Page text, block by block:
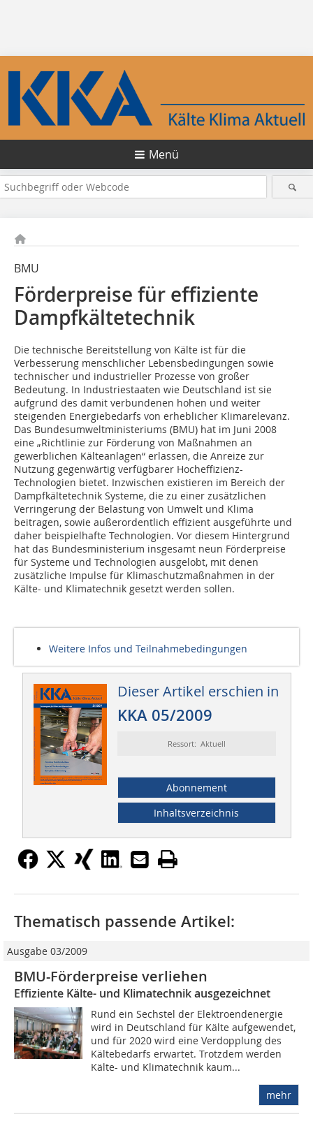
Menü
BMU
Förderpreise für effiziente
Dampfkältetechnik
Die technische Bereitstellung von Kälte ist für die
Verbesserung menschlicher Lebensbedingungen sowie
technischer und industrieller Prozesse von großer
Bedeutung. In Industriestaaten wie Deutschland ist sie
aufgrund des damit verbundenen hohen und weiter
steigenden Energiebedarfs von erheblicher Klimarelevanz.
Das Bundesumweltministeriums (BMU) hat im Juni 2008
eine „Richtlinie zur Förderung von Maßnahmen an
gewerblichen Kälteanlagen“ erlassen, die Anreize zur
Nutzung gegenwärtig verfügbarer Hocheffizienz-
Technologien bietet. Inzwischen existieren im Bereich der
Dampfkältetechnik Systeme, die zu einer zusätzlichen
Verringerung der Belastung von Umwelt und Klima
beitragen, sowie außerordentlich effizient ausgeführte und
daher beispielhafte Technologien. Vor diesem Hintergrund
hat das Bundesministerium insgesamt neun Förderpreise
für Systeme und Technologien ausgelobt, mit denen
zusätzliche Impulse für Klimaschutzmaßnahmen in der
Kälte- und Klimatechnik gesetzt werden sollen.
Weitere Infos und Teilnahmebedingungen
Dieser Artikel erschien in
KKA 05/2009
Ressort: Aktuell
Abonnement
Inhaltsverzeichnis
Thematisch passende Artikel:
Ausgabe 03/2009
BMU-Förderpreise verliehen
Effiziente Kälte- und Klimatechnik ausgezeichnet
Rund ein Sechstel der Elektroendenergie
wird in Deutschland für Kälte aufgewendet,
und für 2020 wird eine Verdopplung des
Kältebedarfs erwartet. Trotzdem werden
Kälte- und Klimatechnik kaum...
mehr